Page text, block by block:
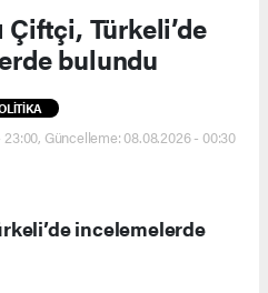
Türkeli’de
bulundu
Güncelleme: 08.08.2026 - 00:30
incelemelerde